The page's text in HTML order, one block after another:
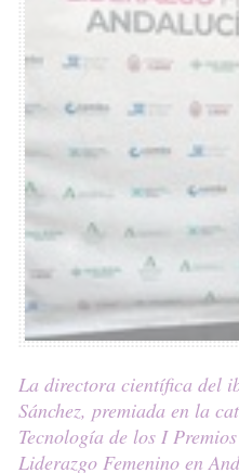
La directora científica del
Sánchez, premiada en la
Tecnología de los I
Liderazgo Femenino en